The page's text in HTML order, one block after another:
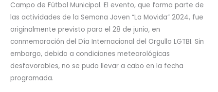
Campo de Fútbol Municipal. El evento, que forma parte de
las actividades de la Semana Joven “La Movida” 2024, fue
originalmente previsto para el 28 de junio, en
conmemoración del Día Internacional del Orgullo LGTBI. Sin
embargo, debido a condiciones meteorológicas
desfavorables, no se pudo llevar a cabo en la fecha
programada.